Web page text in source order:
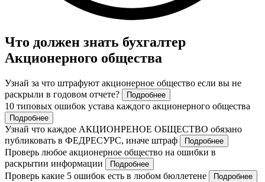
Что должен знать бухгалтер
Акционерного общества
Узнай за что штрафуют акционерное общество если вы не
раскрыли в годовом отчете?
Подробнее
10 типовых ошибок устава каждого акционерного общества
Подробнее
Узнай что каждое АКЦИОНРЕНОЕ ОБЩЕСТВО обязано
публиковать в ФЕДРЕСУРС, иначе штраф
Подробнее
Проверь любое акционерное общество на ошибки в
раскрытии информации
Подробнее
Проверь какие 5 ошибок есть в любом бюллетене Подробнее